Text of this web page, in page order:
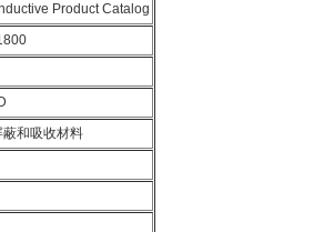
Product Catalog
蔽和吸收材料